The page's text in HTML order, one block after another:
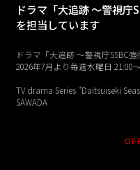
ドラマ「大追跡 ～警視庁
を担当しています
ドラマ「大追跡 ～警視庁SSBC
2026年7月より毎週水曜日 21:00〜
TV drama Series "Daitsuiseki
SAWADA